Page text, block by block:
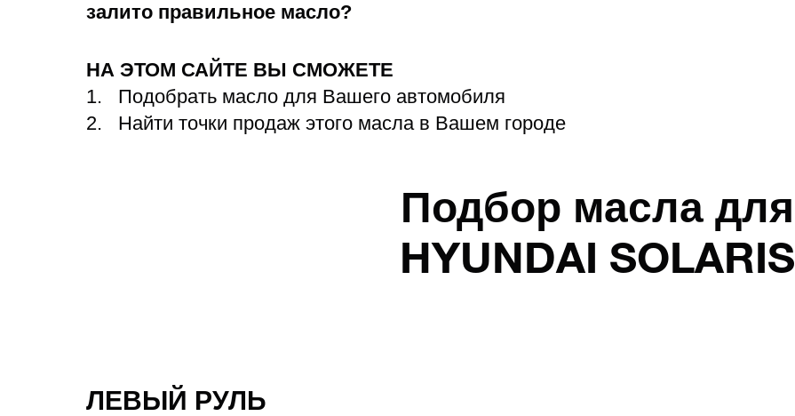
залито правильное масло?
НА ЭТОМ САЙТЕ ВЫ СМОЖЕТЕ
Подобрать масло для Вашего автомобиля
Найти точки продаж этого масла в Вашем городе
Подбор масла для
HYUNDAI SOLARIS
ЛЕВЫЙ РУЛЬ